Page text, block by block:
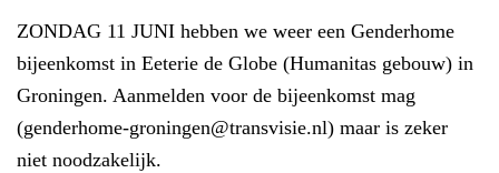
ZONDAG 11 JUNI hebben we weer een Genderhome
bijeenkomst in Eeterie de Globe (Humanitas gebouw) in
Groningen. Aanmelden voor de bijeenkomst mag
(genderhome-groningen@transvisie.nl) maar is zeker
niet noodzakelijk.